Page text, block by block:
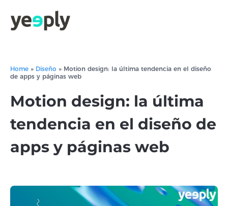
Home » Diseño » Motion design: la última tendencia en el diseño
de apps y páginas web
Motion design: la última
tendencia en el diseño de
apps y páginas web